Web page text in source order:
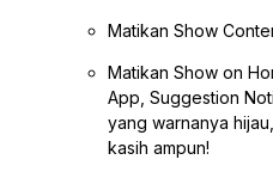
Matikan Show
Matikan Show on
App Suggestion
yang warnanya
kasih ampun!